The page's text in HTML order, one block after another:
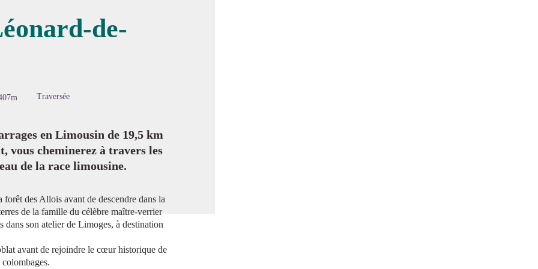
de-
Traversée
en Limousin de 19,5 km
vous cheminerez à travers les
de la race limousine.
des Allois avant de descendre dans la
de la famille du célèbre maître-verrier
son atelier de Limoges, à destination
avant de rejoindre le cœur historique de